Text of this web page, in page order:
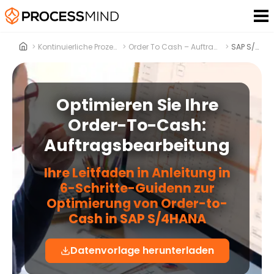
> Kontinuierliche Prozessoptimierung > Order To Cash – Auftragsmanagement > SAP S/4HANA
Optimieren Sie Ihre
Order-To-Cash:
Auftragsbearbeitung
Ihre Leitfaden in Anleitung in
6-Schritte-Guidenn zur
Optimierung von Order-to-
Cash in SAP S/4HANA
Datenvorlage herunterladen